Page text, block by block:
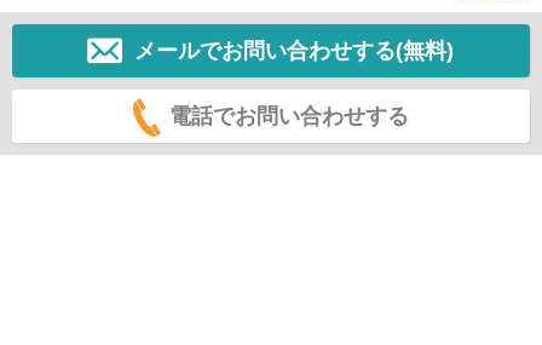
メールでお問い合わせする(無料)
電話でお問い合わせする